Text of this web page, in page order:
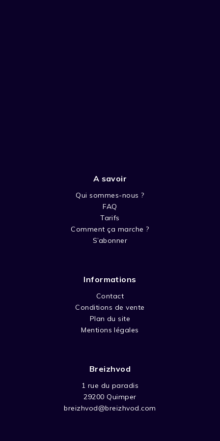
A savoir
Qui sommes-nous ?
FAQ
Tarifs
Comment ça marche ?
S’abonner
Informations
Contact
Conditions de vente
Plan du site
Mentions légales
Breizhvod
1 rue du paradis
29200 Quimper
breizhvod@breizhvod.com